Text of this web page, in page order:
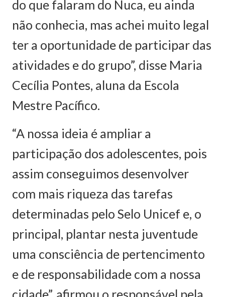
do que falaram do Nuca, eu ainda
não conhecia, mas achei muito legal
ter a oportunidade de participar das
atividades e do grupo”, disse Maria
Cecília Pontes, aluna da Escola
Mestre Pacífico.
“A nossa ideia é ampliar a
participação dos adolescentes, pois
assim conseguimos desenvolver
com mais riqueza das tarefas
determinadas pelo Selo Unicef e, o
principal, plantar nesta juventude
uma consciência de pertencimento
e de responsabilidade com a nossa